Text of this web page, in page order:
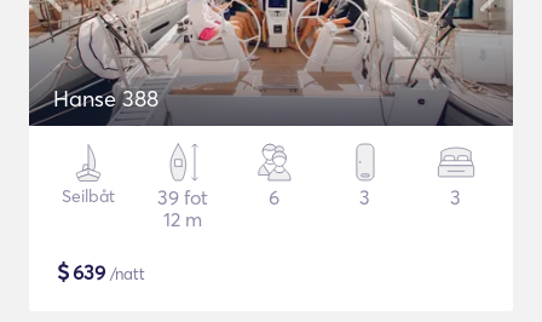
Hanse 388
Seilbåt
39 fot
12 m
6 3 3
$639 /natt